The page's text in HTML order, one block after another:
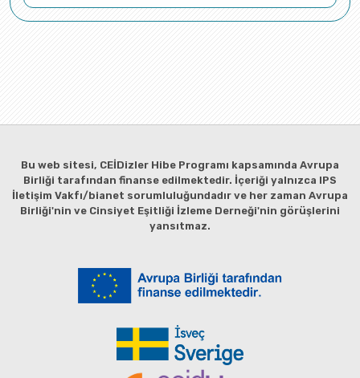
Bu web sitesi, CEİDizler Hibe Programı kapsamında Avrupa
Birliği tarafından finanse edilmektedir. İçeriği yalnızca IPS
İletişim Vakfı/bianet sorumluluğundadır ve her zaman Avrupa
Birliği'nin ve Cinsiyet Eşitliği İzleme Derneği'nin görüşlerini
yansıtmaz.